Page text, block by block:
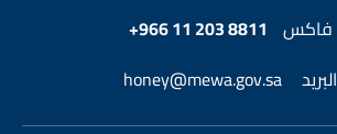
فاكس +966 11 203 8811
البريد honey@mewa.gov.sa